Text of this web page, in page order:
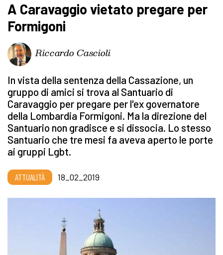
A Caravaggio vietato pregare per
Formigoni
Riccardo Cascioli
In vista della sentenza della Cassazione, un
gruppo di amici si trova al Santuario di
Caravaggio per pregare per l'ex governatore
della Lombardia Formigoni. Ma la direzione del
Santuario non gradisce e si dissocia. Lo stesso
Santuario che tre mesi fa aveva aperto le porte
ai gruppi Lgbt.
ATTUALITÀ 18_02_2019